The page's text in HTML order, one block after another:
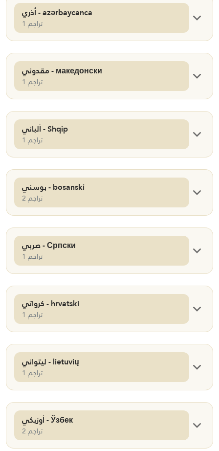
أذري - azərbaycanca
1 تراجم
مقدوني - македонски
1 تراجم
ألباني - Shqip
1 تراجم
بوسني - bosanski
2 تراجم
صربي - Српски
1 تراجم
كرواتي - hrvatski
1 تراجم
ليتواني - lietuvių
1 تراجم
أوزبكي - Ўзбек
2 تراجم